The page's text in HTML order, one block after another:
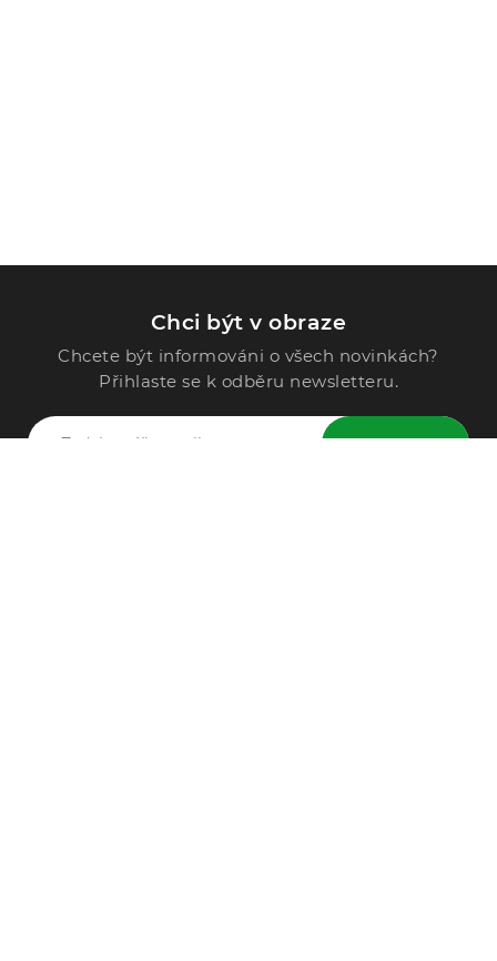
Chci být v obraze
Chcete být informováni o všech novinkách?
Přihlaste se k odběru newsletteru.
ODESLAT